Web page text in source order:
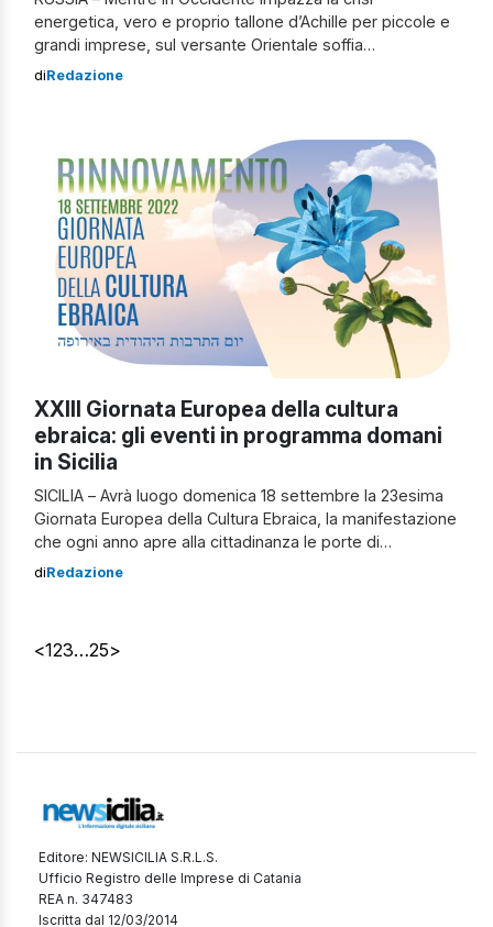
energetica, vero e proprio tallone d’Achille per piccole e
grandi imprese, sul versante Orientale soffia
prepotentemente la minaccia militare e territoriale russa
ai danni del territorio ucraino e segnando così una […]
diRedazione
XXIII Giornata Europea della cultura
ebraica: gli eventi in programma domani
in Sicilia
SICILIA – Avrà luogo domenica 18 settembre la 23esima
Giornata Europea della Cultura Ebraica, la manifestazione
che ogni anno apre alla cittadinanza le porte di
Sinagoghe, musei e altri siti ebraici, con centinaia di
diRedazione
<123…25>
Editore: NEWSICILIA S.R.L.S.
Ufficio Registro delle Imprese di Catania
REA n. 347483
Iscritta dal 12/03/2014